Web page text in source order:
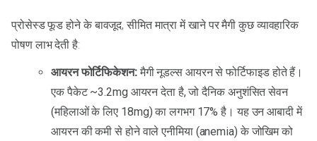
प्रोसेस्ड फूड होने के बावजूद, सीमित मात्रा में खाने पर मैगी कुछ व्यावहारिक
पोषण लाभ देती है:
आयरन फोर्टिफिकेशन:मैगी नूडल्स आयरन से फोर्टिफाइड होते हैं।
एक पैकेट ~3.2mg आयरन देता है, जो दैनिक अनुशंसित सेवन
(महिलाओं के लिए 18mg) का लगभग 17% है। यह उन आबादी में
आयरन की कमी से होने वाले एनीमिया (anemia) के जोखिम को